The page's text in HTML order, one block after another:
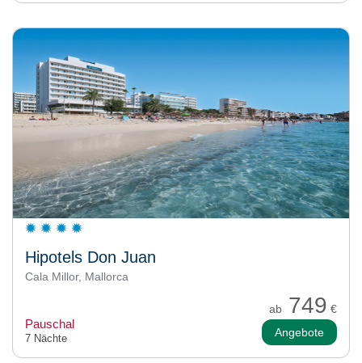
Hipotels Don Juan
Cala Millor, Mallorca
ab 749 €
Pauschal
7 Nächte Angebote